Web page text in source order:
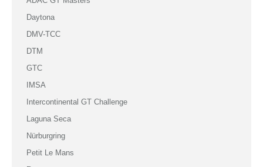
Daytona
DMV-TCC
DTM
GTC
IMSA
Intercontinental GT Challenge
Laguna Seca
Nürburgring
Petit Le Mans